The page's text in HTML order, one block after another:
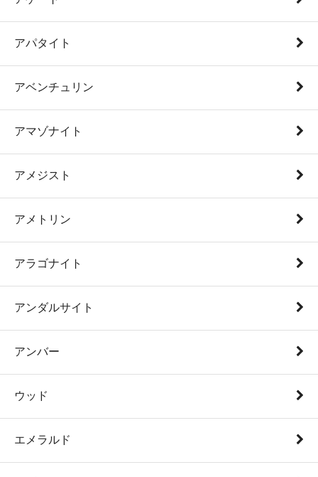
アパタイト
アベンチュリン
アマゾナイト
アメジスト
アメトリン
アラゴナイト
アンダルサイト
アンバー
ウッド
エメラルド